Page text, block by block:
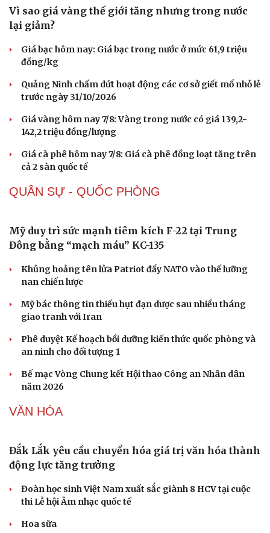
Dinh dưỡng - món ngon
Cây thuốc
Sản phụ khoa
Nhi khoa
Nam khoa
Làm đẹp - giảm cân
Phòng mạch online
Nhà đẹp
Tình yêu - Gia đình
Vì sao giá vàng thế giới tăng nhưng trong nước
lại giảm?
đồng/kg
trước ngày 31/10/2026
Giá vàng hôm nay 7/8: Vàng trong nước có giá 139,2-
Giá cà phê hôm nay 7/8: Giá cà phê đồng loạt tăng trên
QUÂN SỰ - QUỐC PHÒNG
Mỹ duy trì sức mạnh tiêm kích F-22 tại Trung
Đông bằng “mạch máu” KC-135
nan chiến lược
giao tranh với Iran
Phê duyệt Kế hoạch bồi dưỡng kiến thức quốc phòng và
Bế mạc Vòng Chung kết Hội thao Công an Nhân dân